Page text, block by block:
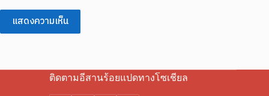
แสดงความเห็น
ติดตามอีสานร้อยแปดทางโซเชียล